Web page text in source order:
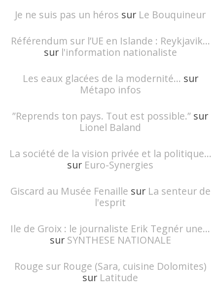
Je ne suis pas un héros sur Le Bouquineur
Référendum sur l’UE en Islande : Reykjavik...
sur l'information nationaliste
Les eaux glacées de la modernité... sur
Métapo infos
”Reprends ton pays. Tout est possible.” sur
Lionel Baland
La société de la vision privée et la politique...
sur Euro-Synergies
Giscard au Musée Fenaille sur La senteur de
l'esprit
Ile de Groix : le journaliste Erik Tegnér une...
sur SYNTHESE NATIONALE
Rouge sur Rouge (Sara, cuisine Dolomites)
sur Latitude